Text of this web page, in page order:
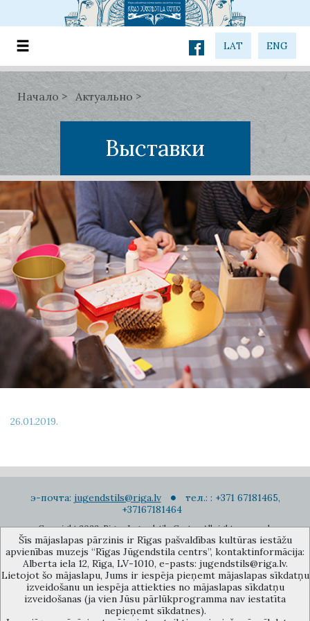
LAT ENG
Начало Актуально
Выставки
26.01.2019.
э-почта: jugendstils@riga.lv
тел.: : +371 67181465,
+37167181464
Copyright 2022. Rigas Jugendstila Centrs. All right reserved.
Подписаться на новости
Šīs mājaslapas pārzinis ir Rīgas pašvaldības kultūras iestāžu
apvienības muzejs “Rīgas Jūgendstila centrs”, kontaktinformācija:
Alberta iela 12, Rīga, LV-1010, e-pasts: jugendstils@riga.lv.
Lietojot šo mājaslapu, Jums ir iespēja pieņemt mājaslapas sīkdatņu
izveidošanu un iespēja attiekties no mājaslapas sīkdatņu
izveidošanas (ja vien Jūsu pārlūkprogramma nav iestatīta
nepieņemt sīkdatnes).